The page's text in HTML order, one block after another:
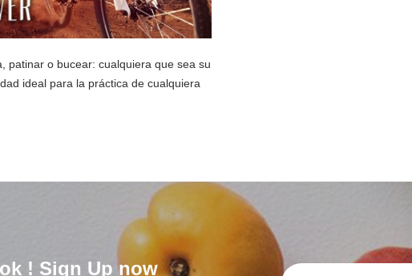
patinar o bucear: cualquiera que sea su
ideal para la práctica de cualquiera
! Sign Up now